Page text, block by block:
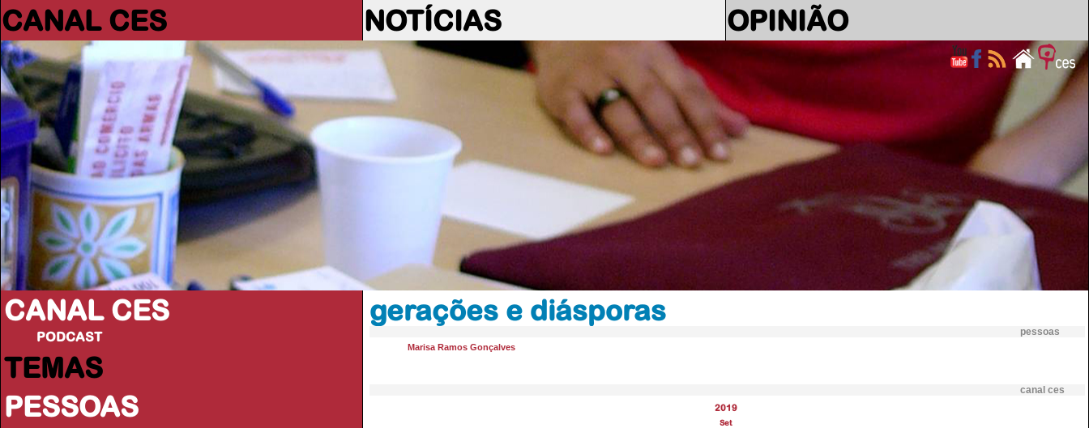
CANAL CES NOTÍCIAS OPINIÃO
CANAL CES
PODCAST
TEMAS
PESSOAS
gerações e diásporas
pessoas
Marisa Ramos Gonçalves
canal ces
2019
Set